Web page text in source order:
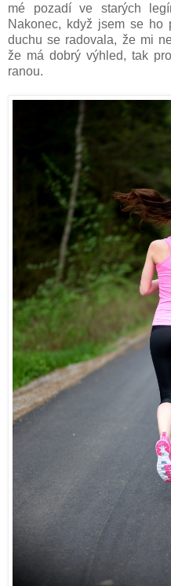
mé pozadí ve starých
Nakonec, když jsem se
duchu se radovala, že mi
že má dobrý výhled, tak
ranou.